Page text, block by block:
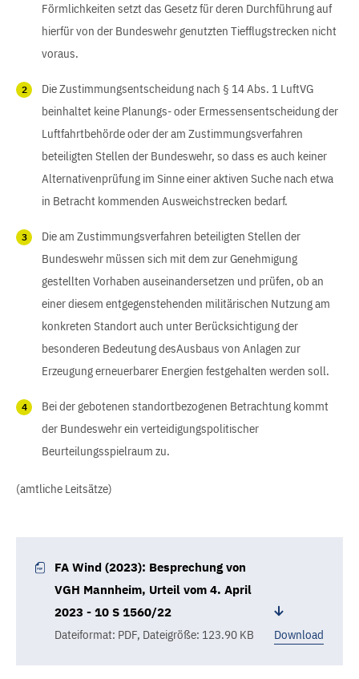
Förmlichkeiten setzt das Gesetz für deren Durchführung auf
hierfür von der Bundeswehr genutzten Tiefflugstrecken nicht
voraus.
Die Zustimmungsentscheidung nach § 14 Abs. 1 LuftVG
beinhaltet keine Planungs- oder Ermessensentscheidung der
Luftfahrtbehörde oder der am Zustimmungsverfahren
beteiligten Stellen der Bundeswehr, so dass es auch keiner
Alternativenprüfung im Sinne einer aktiven Suche nach etwa
in Betracht kommenden Ausweichstrecken bedarf.
Die am Zustimmungsverfahren beteiligten Stellen der
Bundeswehr müssen sich mit dem zur Genehmigung
gestellten Vorhaben auseinandersetzen und prüfen, ob an
einer diesem entgegenstehenden militärischen Nutzung am
konkreten Standort auch unter Berücksichtigung der
besonderen Bedeutung desAusbaus von Anlagen zur
Erzeugung erneuerbarer Energien festgehalten werden soll.
Bei der gebotenen standortbezogenen Betrachtung kommt
der Bundeswehr ein verteidigungspolitischer
Beurteilungsspielraum zu.
(amtliche Leitsätze)
FA Wind (2023): Besprechung von
VGH Mannheim, Urteil vom 4. April
2023 - 10 S 1560/22
Dateiformat: PDF, Dateigröße: 123.90 KB Download